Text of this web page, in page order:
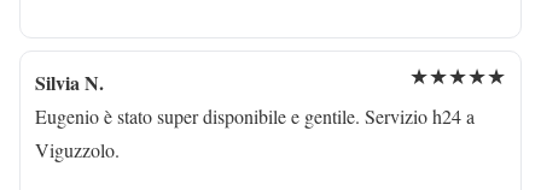
Silvia N. ★★★★★
Eugenio è stato super disponibile e gentile. Servizio h24 a
Viguzzolo.